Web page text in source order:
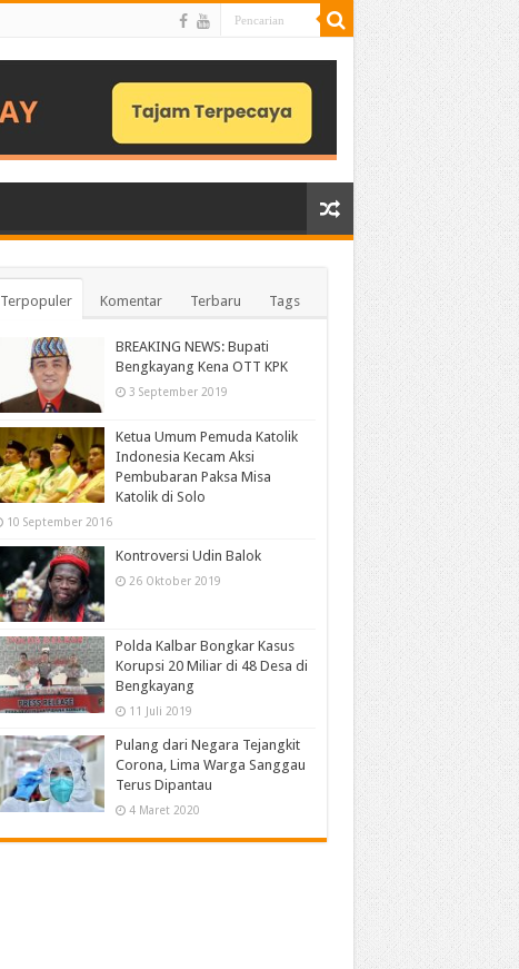
Terpopuler Komentar Terbaru Tags
BREAKING NEWS: Bupati
Bengkayang Kena OTT KPK
3 September 2019
Ketua Umum Pemuda Katolik
Indonesia Kecam Aksi
Pembubaran Paksa Misa
Katolik di Solo
10 September 2016
Kontroversi Udin Balok
26 Oktober 2019
Polda Kalbar Bongkar Kasus
Korupsi 20 Miliar di 48 Desa di
Bengkayang
11 Juli 2019
Pulang dari Negara Tejangkit
Corona, Lima Warga Sanggau
Terus Dipantau
4 Maret 2020